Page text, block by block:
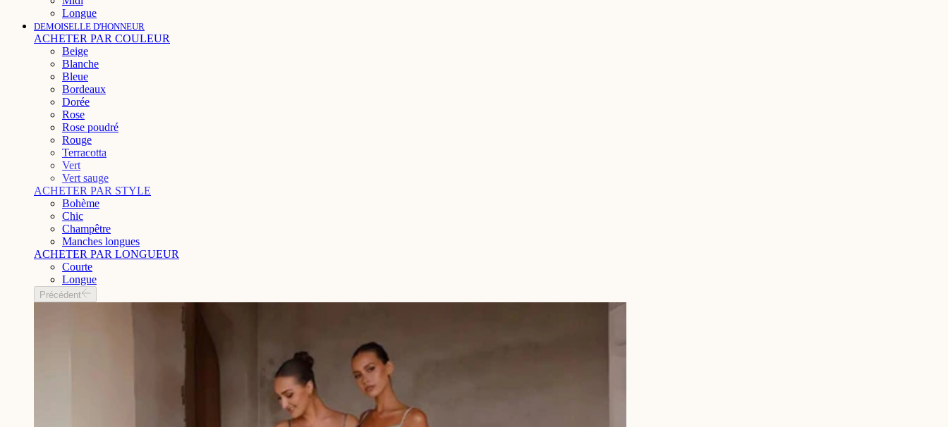
Longue
DEMOISELLE D'HONNEUR
ACHETER PAR COULEUR
Beige
Blanche
Bleue
Bordeaux
Dorée
Rose
Rose poudré
Rouge
Terracotta
Vert
Vert sauge
ACHETER PAR STYLE
Bohème
Chic
Champêtre
Manches longues
ACHETER PAR LONGUEUR
Courte
Longue
Précédent